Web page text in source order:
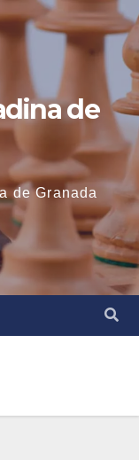
de
de Granada